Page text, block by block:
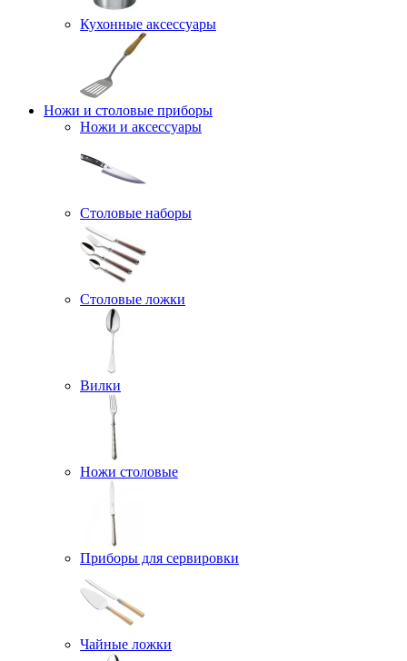
Кухонные аксессуары
Ножи и столовые приборы
Ножи и аксессуары
Столовые наборы
Столовые ложки
Вилки
Ножи столовые
Приборы для сервировки
Чайные ложки